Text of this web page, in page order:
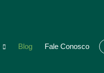
Blog Fale Conosco